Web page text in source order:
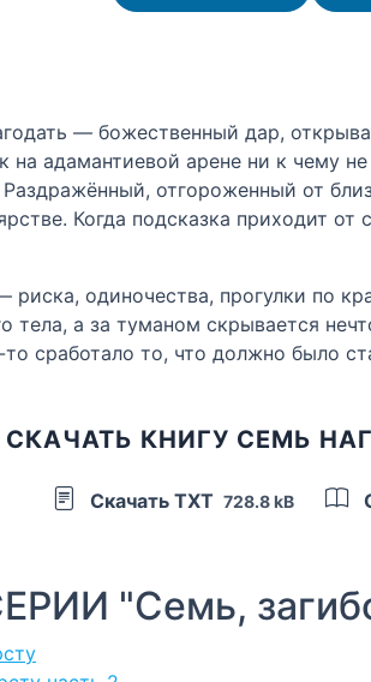
— божественный дар,
на адамантиевой арене ни к чему
отгороженный от
Когда подсказка приходит
риска, одиночества, прогулки по
тела, а за туманом скрывается
сработало то, что должно было
СКАЧАТЬ КНИГУ СЕМЬ
Скачать TXT 728.8 kB
"Семь,